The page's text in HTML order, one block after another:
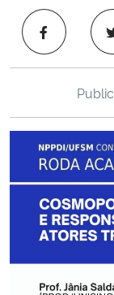
Ministério da Cidadania
Ministério da Saúde
Ministério de Minas e
Ministério da Ciência,
Ministério do Meio
Ministério do Turismo